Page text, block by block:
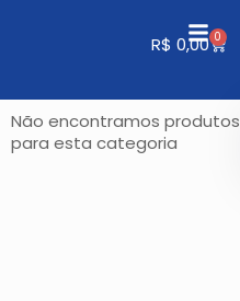
R$ 0,00 0
Não encontramos produtos
para esta categoria